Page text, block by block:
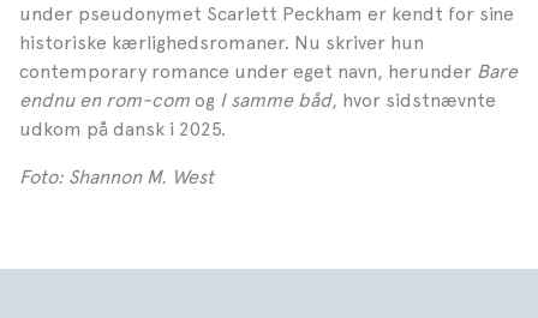
under pseudonymet Scarlett Peckham er kendt for sine
historiske kærlighedsromaner. Nu skriver hun
contemporary romance under eget navn, herunder Bare
endnu en rom-com og I samme båd, hvor sidstnævnte
udkom på dansk i 2025.
Foto: Shannon M. West